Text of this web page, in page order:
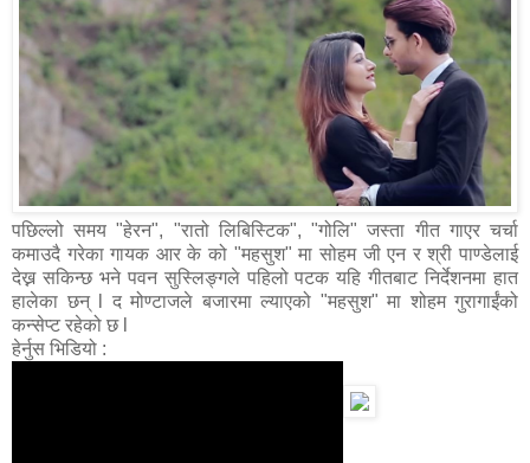
पछिल्लो समय "हेरन", "रातो लिबिस्टिक", "गोलि" जस्ता गीत गाएर चर्चा
कमाउदै गरेका गायक आर के को "महसुश" मा सोहम जी एन र श्री पाण्डेलाई
देख्न सकिन्छ भने पवन सुस्लिङ्गले पहिलो पटक यहि गीतबाट निर्देशनमा हात
हालेका छन् l द मोण्टाजले बजारमा ल्याएको "महसुश" मा शोहम गुरागाईंको
कन्सेप्ट रहेको छ l
हेर्नुस भिडियो :